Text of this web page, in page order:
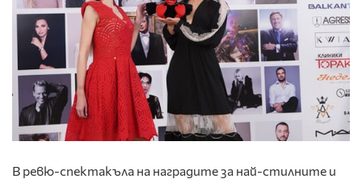
В ревю-спектакъла на наградите за най-стилните и